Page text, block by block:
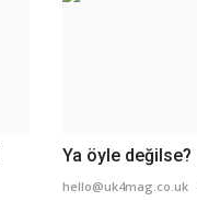
Ya öyle değilse?
hello@uk4mag.co.uk